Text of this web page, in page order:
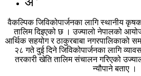
वैकल्पिक जिविकोपार्जनका लागि स्थानीय
तालिम दिइएको छ । उज्यालो नेपालको
आर्थिक सहयोग र ठाकुरबाबा नगरपालिकाको
२८ गते दुई दिने जिविकोपार्जनका लागि
तरकारी खेति तालिम संचालन गरिएको
न्यौपाने बताए ।